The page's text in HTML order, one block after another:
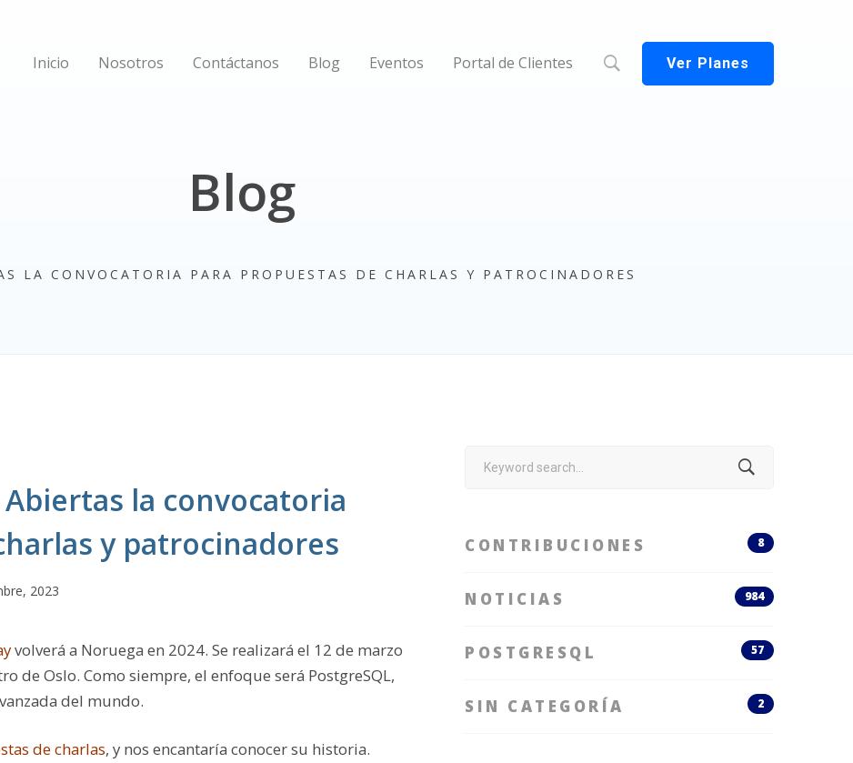
Inicio Nosotros Contáctanos Blog Eventos Portal de Clientes Ver Planes
Blog
LA CONVOCATORIA PARA PROPUESTAS DE CHARLAS Y PATROCINADORES
Abiertas la convocatoria
y patrocinadores
2023
volverá a Noruega en 2024. Se realizará el 12 de marzo
de Oslo. Como siempre, el enfoque será PostgreSQL,
del mundo.
de charlas, y nos encantaría conocer su historia.
Search
CONTRIBUCIONES 8
NOTICIAS 984
POSTGRESQL 57
SIN CATEGORÍA 2